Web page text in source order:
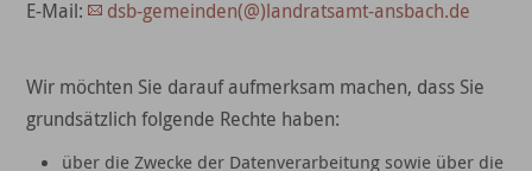
E-Mail:
dsb-gemeinden(@)landratsamt-ansbach.de
Wir möchten Sie darauf aufmerksam machen, dass Sie
grundsätzlich folgende Rechte haben:
über die Zwecke der Datenverarbeitung sowie über die